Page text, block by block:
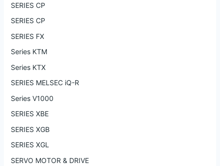
SERIES CP
SERIES CP
SERIES FX
Series KTM
Series KTX
SERIES MELSEC iQ-R
Series V1000
SERIES XBE
SERIES XGB
SERIES XGL
SERVO MOTOR & DRIVE